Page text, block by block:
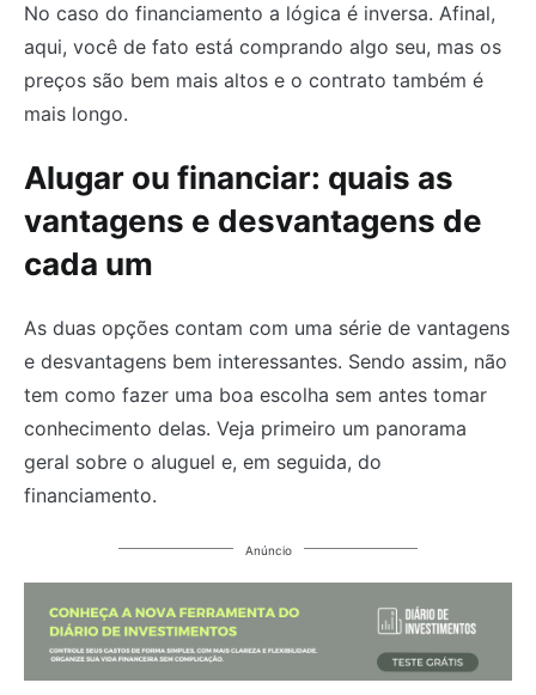
No caso do financiamento a lógica é inversa. Afinal,
aqui, você de fato está comprando algo seu, mas os
preços são bem mais altos e o contrato também é
mais longo.
Alugar ou financiar: quais as
vantagens e desvantagens de
cada um
As duas opções contam com uma série de vantagens
e desvantagens bem interessantes. Sendo assim, não
tem como fazer uma boa escolha sem antes tomar
conhecimento delas. Veja primeiro um panorama
geral sobre o aluguel e, em seguida, do
financiamento.
Anúncio